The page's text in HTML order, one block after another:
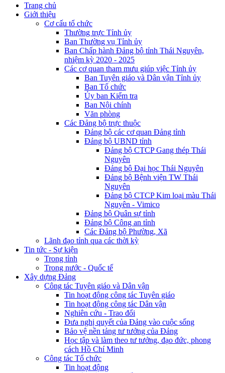
Trang chủ
Giới thiệu
Cơ cấu tổ chức
Thường trực Tỉnh ủy
Ban Thường vụ Tỉnh ủy
Ban Chấp hành Đảng bộ tỉnh Thái Nguyên,
nhiệm kỳ 2020 - 2025
Các cơ quan tham mưu giúp việc Tỉnh ủy
Ban Tuyên giáo và Dân vận Tỉnh ủy
Ban Tổ chức
Ủy ban Kiểm tra
Ban Nội chính
Văn phòng
Các Đảng bộ trực thuộc
Đảng bộ các cơ quan Đảng tỉnh
Đảng bộ UBND tỉnh
Đảng bộ CTCP Gang thép Thái
Nguyên
Đảng bộ Đại học Thái Nguyên
Đảng bộ Bệnh viện TW Thái
Nguyên
Đảng bộ CTCP Kim loại màu Thái
Nguyên - Vimico
Đảng bộ Quân sự tỉnh
Đảng bộ Công an tỉnh
Các Đảng bộ Phường, Xã
Lãnh đạo tỉnh qua các thời kỳ
Tin tức - Sự kiện
Trong tỉnh
Trong nước - Quốc tế
Xây dựng Đảng
Công tác Tuyên giáo và Dân vận
Tin hoạt động công tác Tuyên giáo
Tin hoạt động công tác Dân vận
Nghiên cứu - Trao đổi
Đưa nghị quyết của Đảng vào cuộc sống
Bảo vệ nền tảng tư tưởng của Đảng
Học tập và làm theo tư tưởng, đạo đức, phong
cách Hồ Chí Minh
Công tác Tổ chức
Tin hoạt động